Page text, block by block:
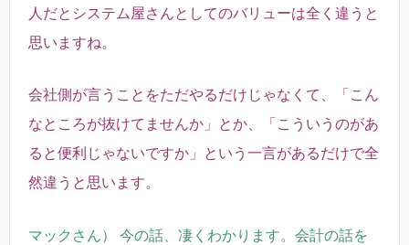
人だとシステム屋さんとしてのバリューは全く違うと
思いますね。
会社側が言うことをただやるだけじゃなくて、「こん
なところが抜けてませんか」とか、「こういうのがあ
ると便利じゃないですか」という一言があるだけで全
然違うと思います。
マックさん） 今の話、凄くわかります。会計の話を